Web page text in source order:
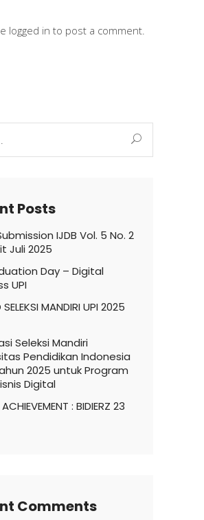
logged in to post a comment.
Posts
IJDB Vol. 5 No. 2
Juli 2025
Day – Digital
UPI
SELEKSI MANDIRI UPI 2025
Seleksi Mandiri
Pendidikan Indonesia
2025 untuk Program
Digital
ACHIEVEMENT : BIDIERZ 23
Comments